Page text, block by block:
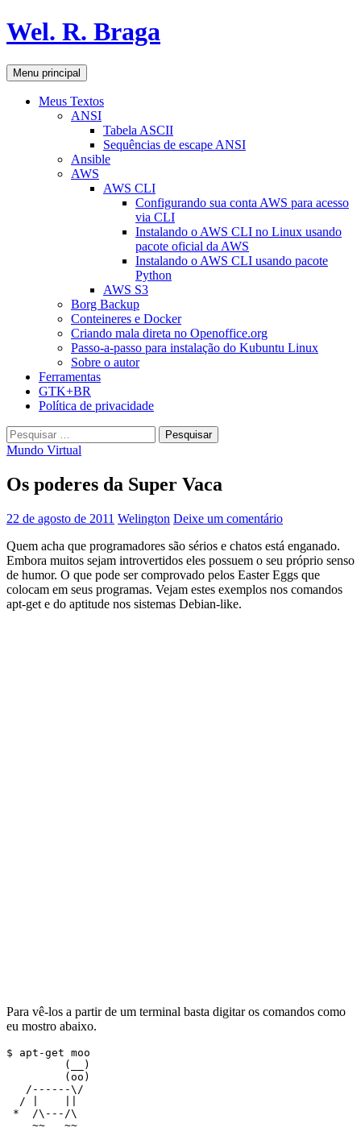
Pular
para
conteúdo
Wel. R. Braga
Pesquisar
Menu principal
Meus Textos
ANSI
Tabela ASCII
Sequências de escape ANSI
Ansible
AWS
AWS CLI
Configurando sua conta AWS para acesso
via CLI
Instalando o AWS CLI no Linux usando
pacote oficial da AWS
Instalando o AWS CLI usando pacote
Python
AWS S3
Borg Backup
Conteineres e Docker
Criando mala direta no Openoffice.org
Passo-a-passo para instalação do Kubuntu Linux
Sobre o autor
Ferramentas
GTK+BR
Política de privacidade
Pesquisar
por:
Mundo Virtual
Os poderes da Super Vaca
22 de agosto de 2011 Welington Deixe um comentário
Quem acha que programadores são sérios e chatos está enganado.
Embora muitos sejam introvertidos eles possuem o seu próprio senso
de humor. O que pode ser comprovado pelos Easter Eggs que
colocam em seus programas. Vejam estes exemplos nos comandos
apt-get e do aptitude nos sistemas Debian-like.
Para vê-los a partir de um terminal basta digitar os comandos como
eu mostro abaixo.
$ apt-get moo
         (__)
         (oo)
   /------\/
  / |    ||
*  /\---/\
    ~~   ~~